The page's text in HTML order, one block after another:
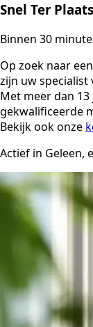
Snel Ter
Binnen 30
Op zoek naar
zijn uw
Met meer dan
gekwalificeerde
Bekijk ook onze
Actief in Geleen,